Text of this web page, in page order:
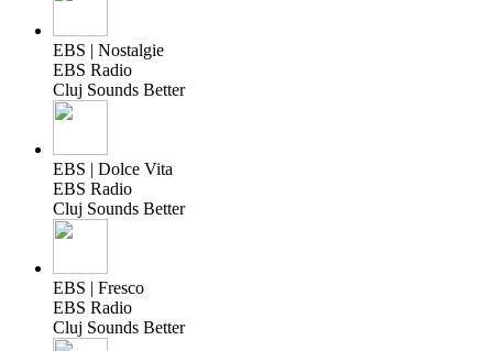
EBS | Nostalgie
EBS Radio
Cluj Sounds Better
EBS | Dolce Vita
EBS Radio
Cluj Sounds Better
EBS | Fresco
EBS Radio
Cluj Sounds Better